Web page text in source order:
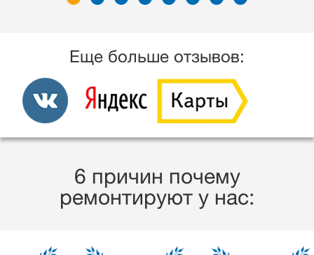
Еще больше отзывов:
6 причин почему
ремонтируют у нас: